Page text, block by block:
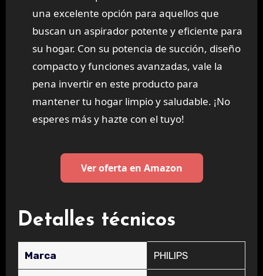
una excelente opción para aquellos que
buscan un aspirador potente y eficiente para
su hogar. Con su potencia de succión, diseño
compacto y funciones avanzadas, vale la
pena invertir en este producto para
mantener tu hogar limpio y saludable. ¡No
esperes más y hazte con el tuyo!
Ver oferta en Amazon
Detalles técnicos
Marca ‎PHILIPS